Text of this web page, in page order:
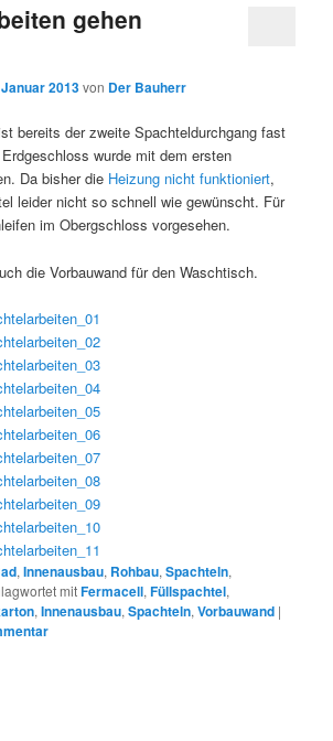
gehen
2013von Der Bauherr
bereits der zweite Spachteldurchgang fast
wurde mit dem ersten
Da bisher die Heizung nicht funktioniert,
leider nicht so schnell wie gewünscht. Für
im Obergschloss vorgesehen.
die Vorbauwand für den Waschtisch.
,Innenausbau, Rohbau,Spachteln,
mitFermacell,Füllspachtel,
,Innenausbau,Spachteln,Vorbauwand |